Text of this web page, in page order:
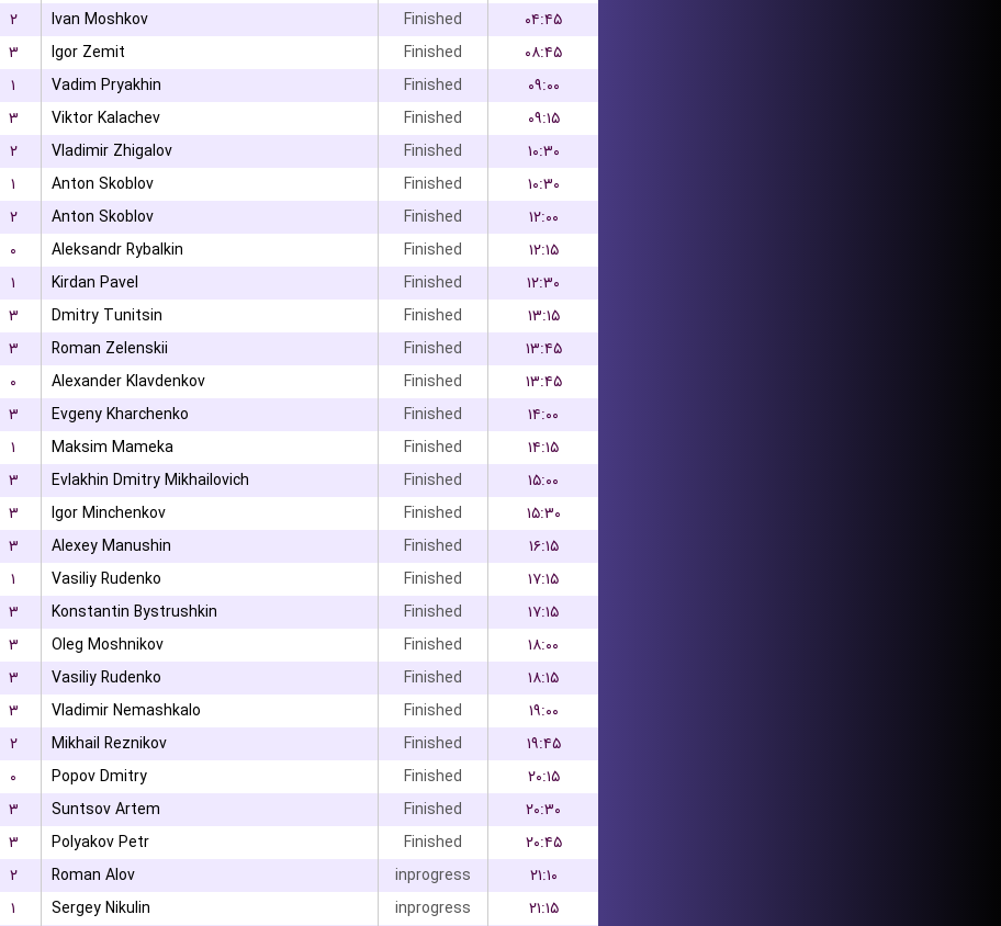
۲ Ivan Moshkov Finished
۰۴:۴۵
۳ Igor Zemit Finished
۰۸:۴۵
۱ Vadim Pryakhin Finished
۰۹:۰۰
۳ Viktor Kalachev Finished
۰۹:۱۵
۲ Vladimir Zhigalov Finished
۱۰:۳۰
۱ Anton Skoblov Finished
۱۰:۳۰
۲ Anton Skoblov Finished
۱۲:۰۰
۰ Aleksandr Rybalkin Finished
۱۲:۱۵
۱ Kirdan Pavel Finished
۱۲:۳۰
۳ Dmitry Tunitsin Finished
۱۳:۱۵
۳ Roman Zelenskii Finished
۱۳:۴۵
۰ Alexander Klavdenkov Finished
۱۳:۴۵
۳ Evgeny Kharchenko Finished
۱۴:۰۰
۱ Maksim Mameka Finished
۱۴:۱۵
۳ Evlakhin Dmitry Mikhailovich Finished
۱۵:۰۰
۳ Igor Minchenkov Finished
۱۵:۳۰
۳ Alexey Manushin Finished
۱۶:۱۵
۱ Vasiliy Rudenko Finished
۱۷:۱۵
۳ Konstantin Bystrushkin Finished
۱۷:۱۵
۳ Oleg Moshnikov Finished
۱۸:۰۰
۳ Vasiliy Rudenko Finished
۱۸:۱۵
۳ Vladimir Nemashkalo Finished
۱۹:۰۰
۲ Mikhail Reznikov Finished
۱۹:۴۵
۰ Popov Dmitry Finished
۲۰:۱۵
۳ Suntsov Artem Finished
۲۰:۳۰
۳ Polyakov Petr Finished
۲۰:۴۵
۲ Roman Alov inprogress
۲۱:۱۰
۱ Sergey Nikulin inprogress
۲۱:۱۵